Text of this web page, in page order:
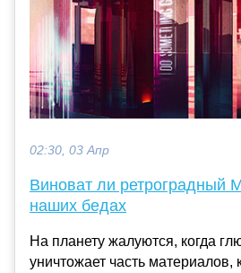
02:30, 03 Апр
Виноват ли ретроградный
наших бедах
На планету жалуются, когда
уничтожает часть материалов,